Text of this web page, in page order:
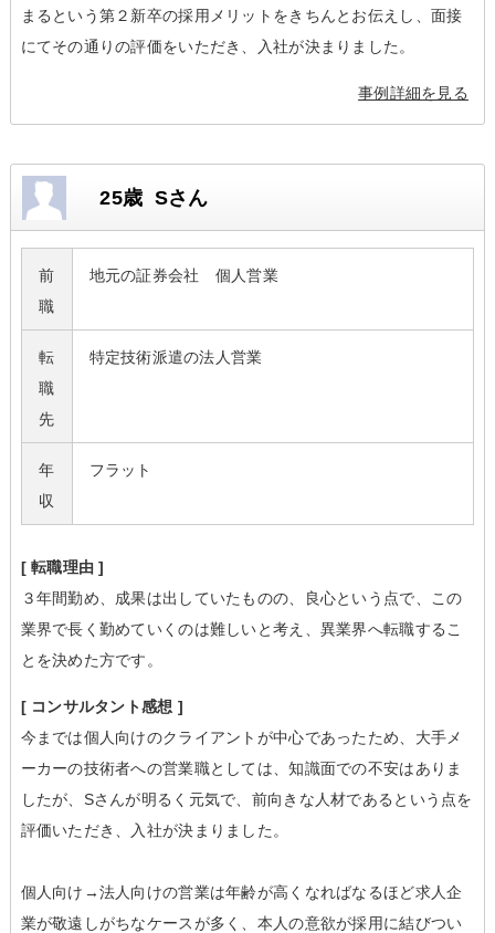
まるという第２新卒の採用メリットをきちんとお伝えし、面接
にてその通りの評価をいただき、入社が決まりました。
事例詳細を見る
25歳 Sさん
前
職
地元の証券会社 個人営業
転
職
先
特定技術派遣の法人営業
年
収
フラット
[ 転職理由 ]
３年間勤め、成果は出していたものの、良心という点で、この
業界で長く勤めていくのは難しいと考え、異業界へ転職するこ
とを決めた方です。
[ コンサルタント感想 ]
今までは個人向けのクライアントが中心であったため、大手メ
ーカーの技術者への営業職としては、知識面での不安はありま
したが、Sさんが明るく元気で、前向きな人材であるという点を
評価いただき、入社が決まりました。
個人向け→法人向けの営業は年齢が高くなればなるほど求人企
業が敬遠しがちなケースが多く、本人の意欲が採用に結びつい